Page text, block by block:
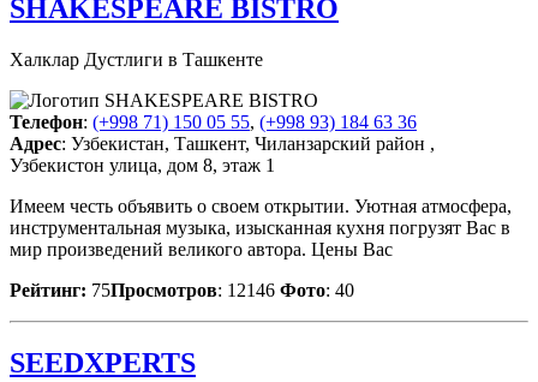
SHAKESPEARE BISTRO
Халклар Дустлиги в Ташкенте
Телефон: (+998 71) 150 05 55, (+998 93) 184 63 36
Адрес: Узбекистан, Ташкент, Чиланзарский район ,
Узбекистон улица, дом 8, этаж 1
Имеем честь объявить о своем открытии. Уютная атмосфера,
инструментальная музыка, изысканная кухня погрузят Вас в
мир произведений великого автора. Цены Вас
Рейтинг: 75Просмотров: 12146 Фото: 40
SEEDXPERTS